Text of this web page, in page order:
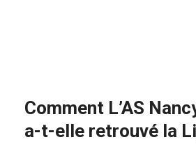
Comment L’AS
a-t-elle retrouvé la